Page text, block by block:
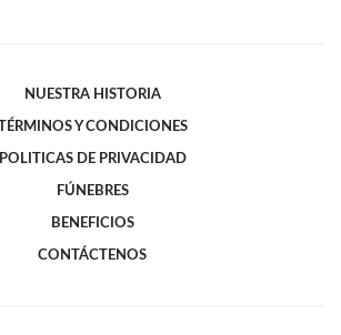
NUESTRA HISTORIA
TÉRMINOS Y CONDICIONES
POLITICAS DE PRIVACIDAD
FÚNEBRES
BENEFICIOS
CONTÁCTENOS